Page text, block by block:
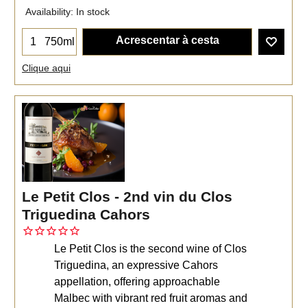
Availability: In stock
750ml Acrescentar à cesta
Clique aqui
Le Petit Clos - 2nd vin du Clos
Triguedina Cahors
Le Petit Clos is the second wine of Clos
Triguedina, an expressive Cahors
appellation, offering approachable
Malbec with vibrant red fruit aromas and